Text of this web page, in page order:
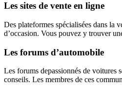
Les sites de vente en ligne
Des plateformes spécialisées dans la
d’occasion. Vous pouvez y trouver
Les forums d’automobile
Les forums depassionnés de voitures
conseils. Les membres de ces